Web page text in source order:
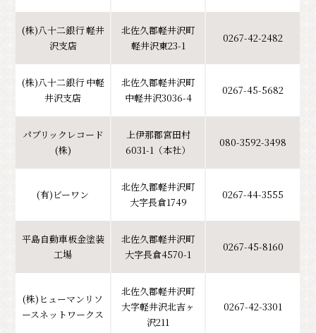
(株)八十二銀行 軽井
沢支店
北佐久郡軽井沢町
軽井沢東23-1
0267-42-2482
(株)八十二銀行 中軽
井沢支店
北佐久郡軽井沢町
中軽井沢3036-4
0267-45-5682
パブリックレコード
(株)
上伊那郡宮田村
6031-1（本社）
080-3592-3498
(有)ビーワン
北佐久郡軽井沢町
大字長倉1749
0267-44-3555
平島自動車板金塗装
工場
北佐久郡軽井沢町
大字長倉4570-1
0267-45-8160
(株)ヒューマンリソ
ースネットワークス
北佐久郡軽井沢町
大字軽井沢北吉ヶ
沢211
0267-42-3301